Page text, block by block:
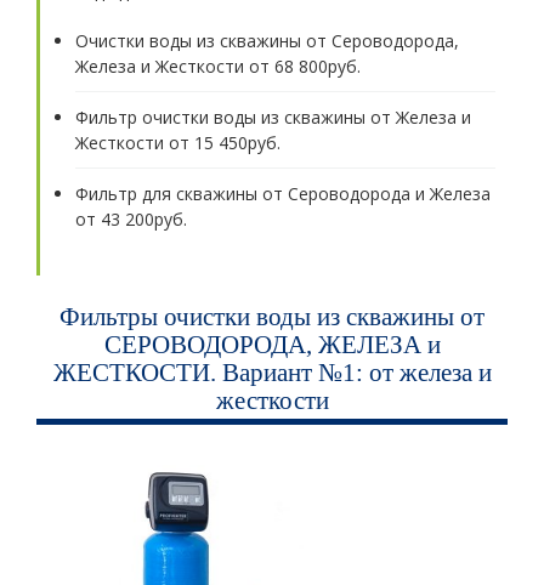
Очистки воды из скважины от Сероводорода,
Железа и Жесткости от 68 800руб.
Фильтр очистки воды из скважины от Железа и
Жесткости от 15 450руб.
Фильтр для скважины от Сероводорода и Железа
от 43 200руб.
Фильтры очистки воды из скважины от
СЕРОВОДОРОДА, ЖЕЛЕЗА и
ЖЕСТКОСТИ. Вариант №1: от железа и
жесткости